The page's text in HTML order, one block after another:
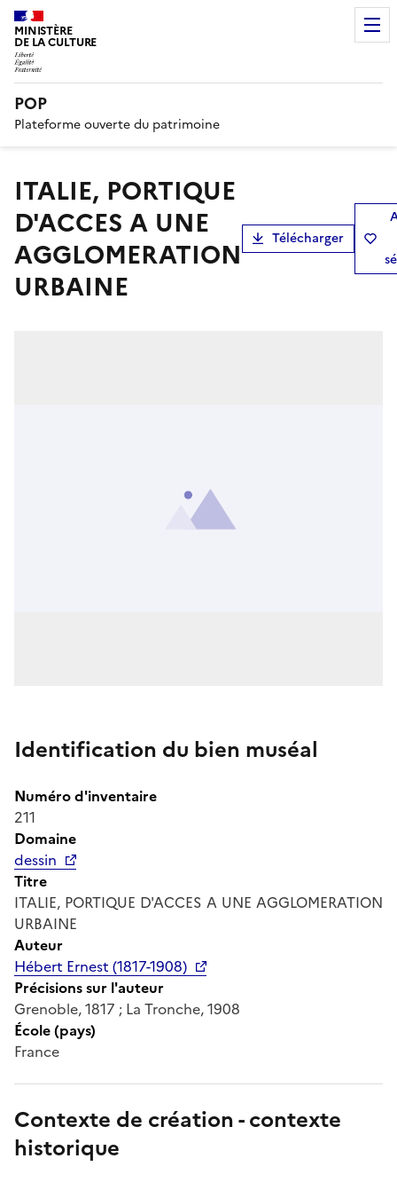
MINISTÈRE
DE LA CULTURE
POP
Plateforme ouverte du patrimoine
ITALIE, PORTIQUE
D'ACCES A UNE
AGGLOMERATION
URBAINE
Télécharger
Identification du bien muséal
Numéro d'inventaire
211
Domaine
dessin
Titre
ITALIE, PORTIQUE D'ACCES A UNE AGGLOMERATION
URBAINE
Auteur
Hébert Ernest (1817-1908)
Précisions sur l'auteur
Grenoble, 1817 ; La Tronche, 1908
École (pays)
France
Contexte de création - contexte
historique